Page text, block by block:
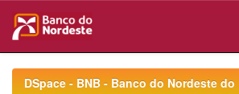
navigationDSpace - BNB - Banco do Nordeste do